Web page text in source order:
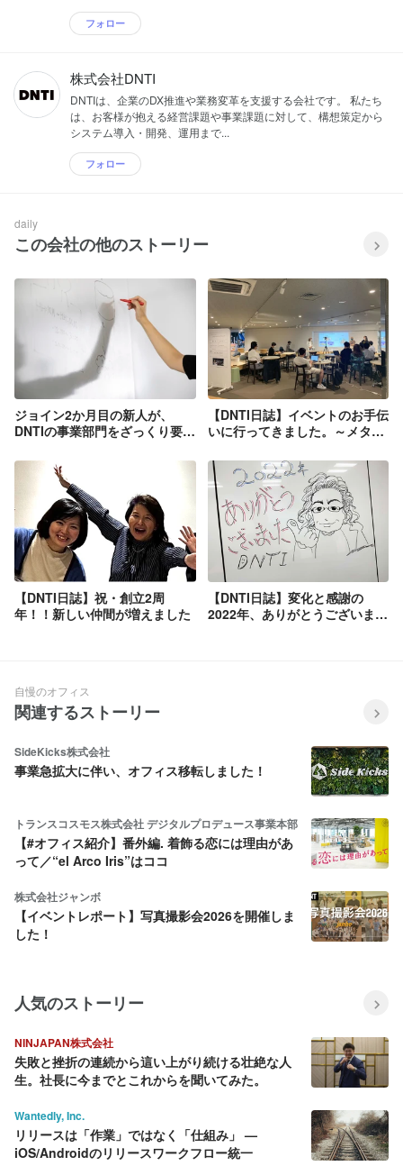
フォロー
株式会社DNTI
DNTIは、企業のDX推進や業務変革を支援する会社です。 私たち
は、お客様が抱える経営課題や事業課題に対して、構想策定から
システム導入・開発、運用まで...
フォロー
daily
この会社の他のストーリー
ジョイン2か月目の新人が、
DNTIの事業部門をざっくり要約
【DNTI日誌】イベントのお手伝
いに行ってきました。～メタバ
る？～
【DNTI日誌】祝・創立2周
年！！新しい仲間が増えました
【DNTI日誌】変化と感謝の
2022年、ありがとうございまし
自慢のオフィス
関連するストーリー
SideKicks株式会社
事業急拡大に伴い、オフィス移転しました！
トランスコスモス株式会社 デジタルプロデュース事業本部
【#オフィス紹介】番外編. 着飾る恋には理由があ
って／“el Arco Iris”はココ
株式会社ジャンボ
【イベントレポート】写真撮影会2026を開催しま
した！
人気のストーリー
NINJAPAN株式会社
失敗と挫折の連続から這い上がり続ける壮絶な人
生。社長に今までとこれからを聞いてみた。
Wantedly, Inc.
リリースは「作業」ではなく「仕組み」 —
iOS/Androidのリリースワークフロー統一